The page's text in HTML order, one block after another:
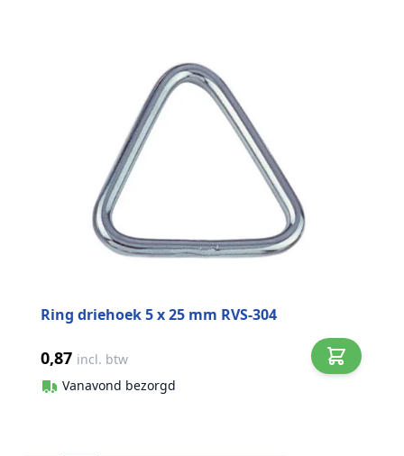
Ring driehoek 5 x 25 mm RVS-304
0,87 incl. btw
Vanavond bezorgd